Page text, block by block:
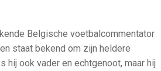
Belgische voetbalcommentator
staat bekend om zijn heldere
hij ook vader en echtgenoot, maar hij